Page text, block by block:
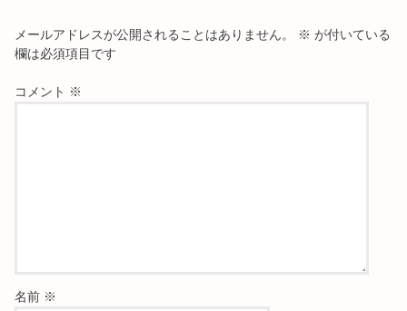
メールアドレスが公開されることはありません。 ※ が付いている
欄は必須項目です
コメント ※
名前 ※